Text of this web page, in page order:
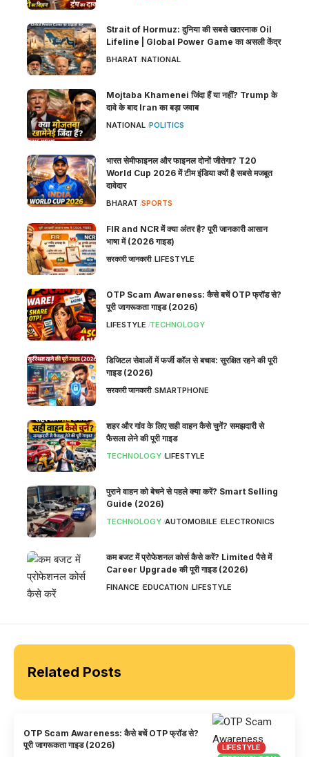
Strait of Hormuz: दुनिया की सबसे खतरनाक Oil
Lifeline | Global Power Game का असली केंद्र
BHARAT NATIONAL
Mojtaba Khamenei जिंदा हैं या नहीं? Trump के
दावे के बाद Iran का बड़ा जवाब
NATIONAL POLITICS
भारत सेमीफाइनल और फाइनल दोनों जीतेगा? T20
World Cup 2026 में टीम इंडिया क्यों है सबसे मजबूत
दावेदार
BHARAT SPORTS
FIR and NCR में क्या अंतर है? पूरी जानकारी आसान
भाषा में (2026 गाइड)
सरकारी जानकारी LIFESTYLE
OTP Scam Awareness: कैसे बचें OTP फ्रॉड से?
पूरी जागरूकता गाइड (2026)
LIFESTYLE TECHNOLOGY
डिजिटल सेवाओं में फर्जी कॉल से बचाव: सुरक्षित रहने की पूरी
गाइड (2026)
सरकारी जानकारी SMARTPHONE
शहर और गांव के लिए सही वाहन कैसे चुनें? समझदारी से
फैसला लेने की पूरी गाइड
TECHNOLOGY LIFESTYLE
पुराने वाहन को बेचने से पहले क्या करें? Smart Selling
Guide (2026)
TECHNOLOGY AUTOMOBILE ELECTRONICS
कम बजट में प्रोफेशनल कोर्स कैसे करें? Limited पैसे में
Career Upgrade की पूरी गाइड (2026)
FINANCE EDUCATION LIFESTYLE
Related Posts
LIFESTYLE
OTP Scam Awareness: कैसे बचें OTP फ्रॉड से?
पूरी जागरूकता गाइड (2026)